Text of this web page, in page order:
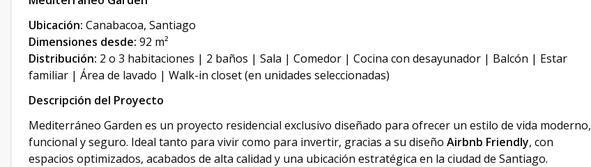
Ubicación: Canabacoa, Santiago
Dimensiones desde: 92 m²
Distribución: 2 o 3 habitaciones | 2 baños | Sala | Comedor | Cocina con desayunador | Balcón | Estar
familiar | Área de lavado | Walk-in closet (en unidades seleccionadas)
Descripción del Proyecto
Mediterráneo Garden es un proyecto residencial exclusivo diseñado para ofrecer un estilo de vida moderno,
funcional y seguro. Ideal tanto para vivir como para invertir, gracias a su diseño Airbnb Friendly, con
espacios optimizados, acabados de alta calidad y una ubicación estratégica en la ciudad de Santiago.